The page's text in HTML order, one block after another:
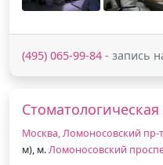
(495) 065-99-84 - запись
Стоматологическая
Москва, Ломоносовский пр-
м), м.Ломоносовский